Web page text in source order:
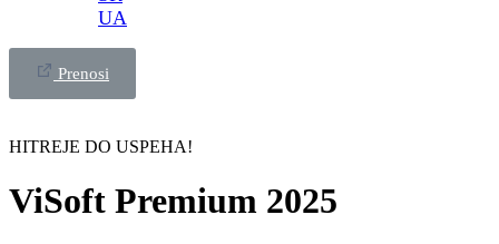
UA
Prenosi
HITREJE DO USPEHA!
ViSoft Premium 2025